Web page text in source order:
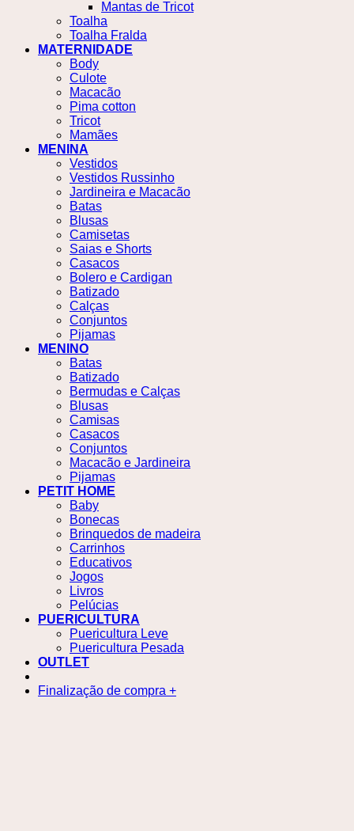
Mantas de Tricot
Toalha
Toalha Fralda
MATERNIDADE
Body
Culote
Macacão
Pima cotton
Tricot
Mamães
MENINA
Vestidos
Vestidos Russinho
Jardineira e Macacão
Batas
Blusas
Camisetas
Saias e Shorts
Casacos
Bolero e Cardigan
Batizado
Calças
Conjuntos
Pijamas
MENINO
Batas
Batizado
Bermudas e Calças
Blusas
Camisas
Casacos
Conjuntos
Macacão e Jardineira
Pijamas
PETIT HOME
Baby
Bonecas
Brinquedos de madeira
Carrinhos
Educativos
Jogos
Livros
Pelúcias
PUERICULTURA
Puericultura Leve
Puericultura Pesada
OUTLET
Finalização de compra +